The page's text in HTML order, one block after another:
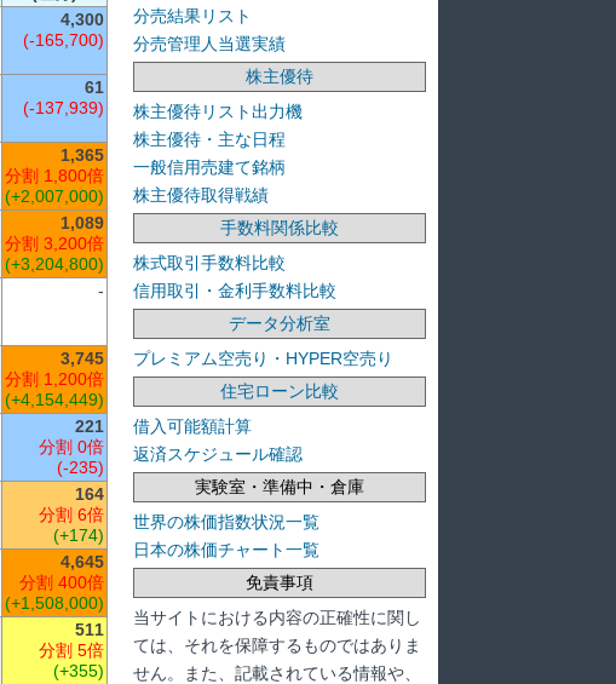
4,300
(-165,700)
61
(-137,939)
1,365
分割 1,800倍
(+2,007,000)
1,089
分割 3,200倍
(+3,204,800)
-
3,745
分割 1,200倍
(+4,154,449)
221
分割 0倍
(-235)
164
分割 6倍
(+174)
4,645
分割 400倍
(+1,508,000)
511
分割 5倍
(+355)
分売結果リスト
分売管理人当選実績
株主優待
株主優待リスト出力機
株主優待・主な日程
一般信用売建て銘柄
株主優待取得戦績
手数料関係比較
株式取引手数料比較
信用取引・金利手数料比較
データ分析室
プレミアム空売り・HYPER空売り
住宅ローン比較
借入可能額計算
返済スケジュール確認
実験室・準備中・倉庫
世界の株価指数状況一覧
日本の株価チャート一覧
免責事項
当サイトにおける内容の正確性に関し
ては、それを保障するものではありま
せん。また、記載されている情報や、